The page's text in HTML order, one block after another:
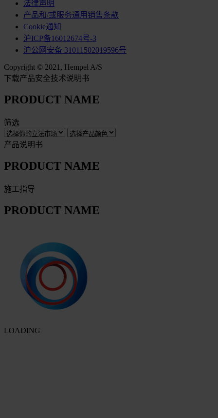
法律声明
产品和/或服务通用销售条款
Cookie通知
沪ICP备16012674号-3
沪公网安备 31011502019596号
Copyright © 2021, Hempel A/S
下载产品安全技术说明书
PRODUCT NAME
筛选
产品说明书
PRODUCT NAME
施工指导
PRODUCT NAME
LOADING